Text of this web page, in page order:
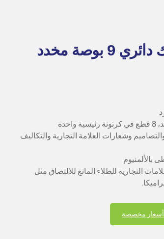
قالب كيك سافارين قالب كيك دائري 9 بوصة مخدد
وشعارات العلامة التجارية والتكاليف
بالألمنيوم
التجارية للطلاء المانع للالتصاق مثل
مخصصة